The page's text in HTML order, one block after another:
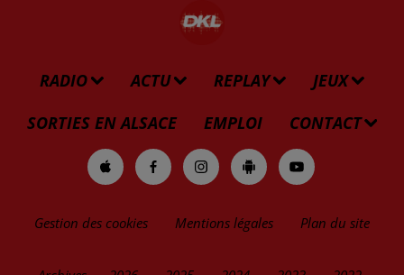
RADIO ACTU REPLAY
JEUX
SORTIES EN ALSACE
EMPLOI CONTACT
Gestion des cookies Mentions légales Plan du site